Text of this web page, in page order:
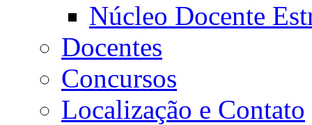
Núcleo Docente
Docentes
Concursos
Localização e Contato